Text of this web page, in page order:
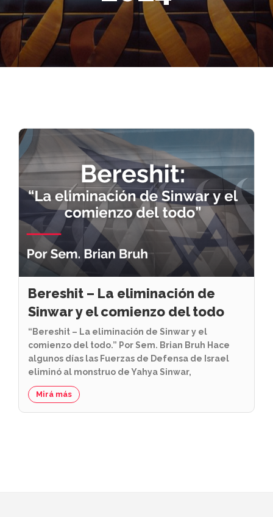
Bereshit – La eliminación de
Sinwar y el comienzo del todo
“Bereshit – La eliminación de Sinwar y el
comienzo del todo.” Por Sem. Brian Bruh Hace
algunos días las Fuerzas de Defensa de Israel
eliminó al monstruo de Yahya Sinwar,
Mirá más